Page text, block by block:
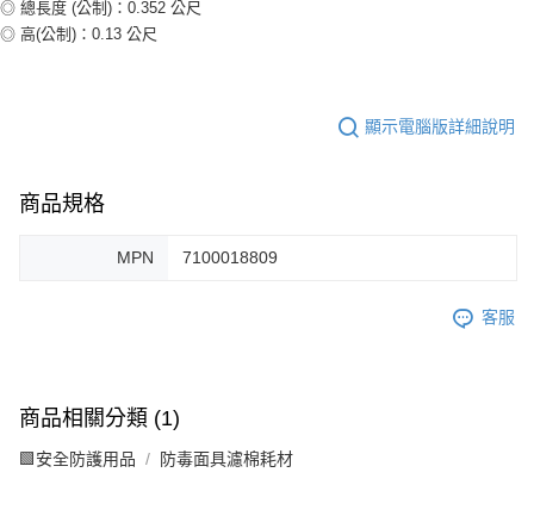
◎ 總長度 (公制)：0.352 公尺
◎ 高(公制)：0.13 公尺
顯示電腦版詳細說明
商品規格
MPN 7100018809
客服
商品相關分類 (1)
🟩安全防護用品 防毒面具濾棉耗材